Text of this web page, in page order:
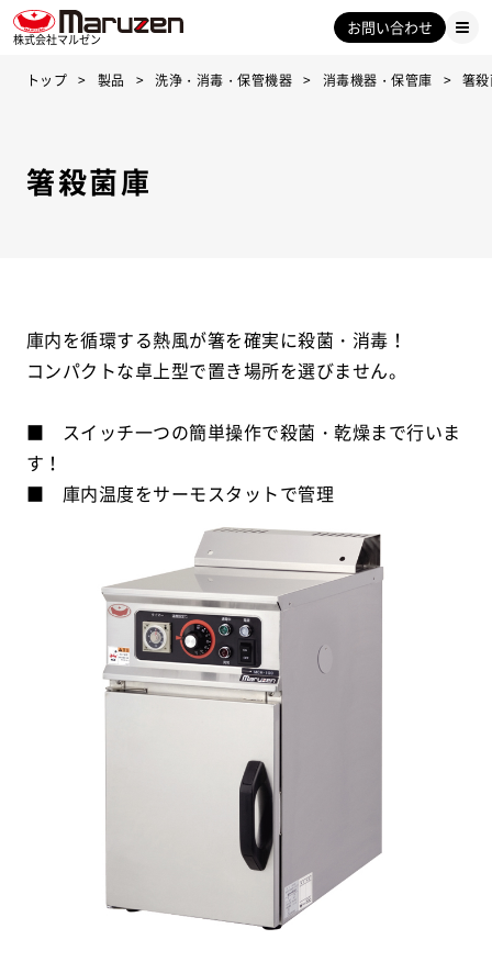
株式会社マルゼン
お問い合わせ
トップ 製品 洗浄・消毒・保管機器 消毒機器・保管庫 箸
箸殺菌庫
庫内を循環する熱風が箸を確実に殺菌・消毒！
コンパクトな卓上型で置き場所を選びません。
■ スイッチ一つの簡単操作で殺菌・乾燥まで行いま
す！
■ 庫内温度をサーモスタットで管理